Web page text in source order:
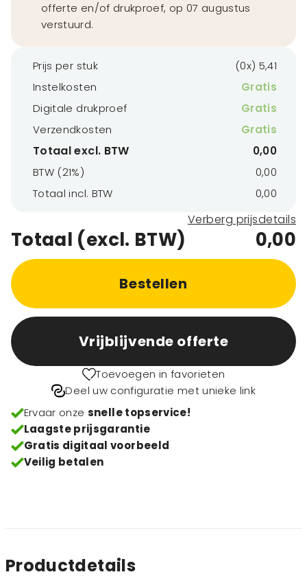
offerte en/of drukproef, op 07 augustus
verstuurd.
Prijs per stuk
(0x) 5,41
Instelkosten
Gratis
Digitale drukproef
Gratis
Verzendkosten
Gratis
Totaal excl. BTW
0,00
BTW (21%)
0,00
Totaal incl. BTW
0,00
Verberg prijsdetails
Totaal (excl. BTW) 0,00
Bestellen
Vrijblijvende offerte
Toevoegen in favorieten
Deel uw configuratie met unieke link
Ervaar onze snelle topservice!
Laagste prijsgarantie
Gratis digitaal voorbeeld
Veilig betalen
Productdetails